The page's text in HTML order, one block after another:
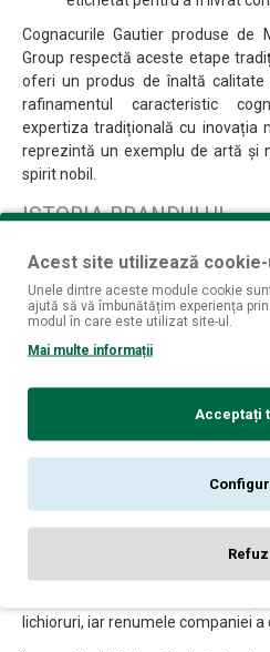
Cognacurile Gautier produse de
Group respectă aceste etape
oferi un produs de înaltă
rafinamentul caracteristic
expertiza tradițională cu inovația
reprezintă un exemplu de artă și
spirit nobil.
ISTORIA BRANDULUI
Marie Brizard Wine & Spirits este
producția și distribuția de
numără lichioruri, băuturi spirtoase
parcursul a peste 260 de ani,
a fost fondată de Marie
Bordeaux, Franța. Ea a creat un
Brizard". Aceasta a fost începutul
de lichioruri fine.
În anii care au urmat, compania
extindă activitatea și să-și
lichioruri, iar renumele companiei
Acest site utilizează
Unele dintre aceste module cookie
ajută să vă îmbunătățim experiența
modul în care este utilizat site-ul.
Mai multe informații
Acceptați
Refuz